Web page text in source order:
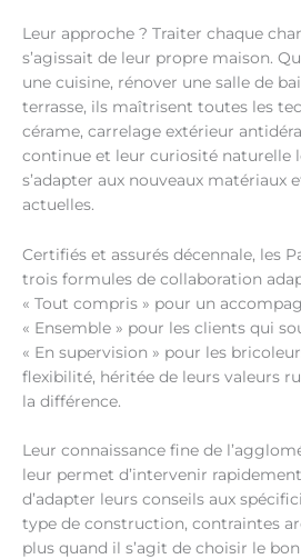
Leur approche ? Traiter chaque
s’agissait de leur propre maison.
une cuisine, rénover une salle de
terrasse, ils maîtrisent toutes les
cérame, carrelage extérieur
continue et leur curiosité naturelle
s’adapter aux nouveaux matériaux
actuelles.
Certifiés et assurés décennale, les
trois formules de collaboration
« Tout compris » pour un
« Ensemble » pour les clients qui
« En supervision » pour les
flexibilité, héritée de leurs valeurs
la différence.
Leur connaissance fine de
leur permet d’intervenir
d’adapter leurs conseils aux
type de construction, contraintes
plus quand il s’agit de choisir le